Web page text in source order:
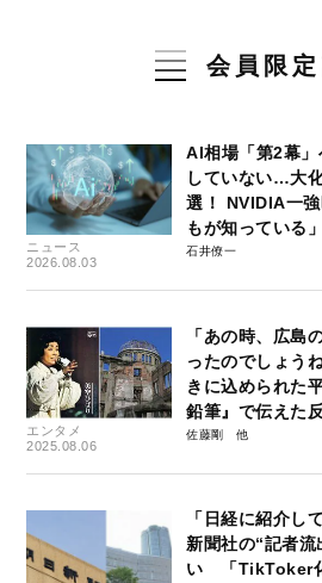
会員限
ニュース
2026.08.03
AI相場「第2幕
していない…大
選！ NVIDIA一
もが知っている
石井僚一
エンタメ
2025.08.06
「あの時、広島
ったのでしょう
きに込められた
鉛筆』で伝えた
佐藤剛
「日経に紹介し
新聞社の“記者
い 「TikToker